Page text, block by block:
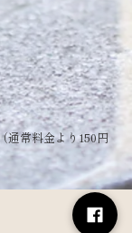
通常料金より150円